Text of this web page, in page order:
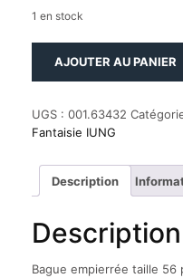
1 en stock
taille
56
3
de
AJOUTER AU PANIER
UGS : 001.63432
Fantaisie IUNG
Description
Description
Bague empierrée taille 56